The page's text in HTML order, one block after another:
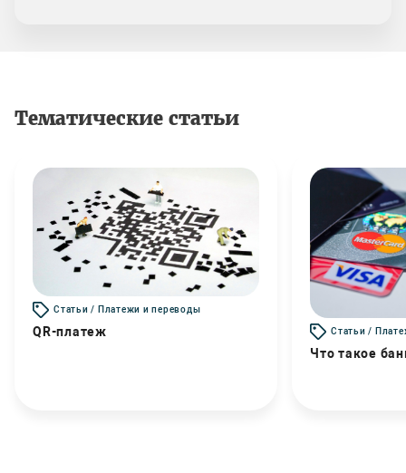
Тематические статьи
Статьи / Платежи и переводы
QR-платеж Статьи /
Что такое